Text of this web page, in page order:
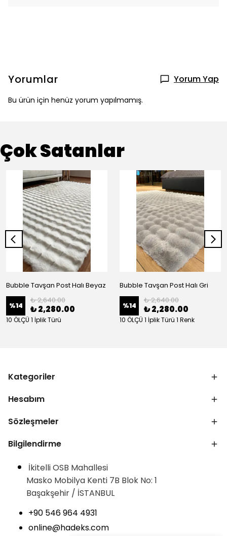
Yorumlar Yorum Yap
Bu ürün için henüz yorum yapılmamış.
Çok Satanlar
Bubble Tavşan Post Halı Beyaz
%14
₺ 2,640.00
₺ 2,280.00
10 ÖLÇÜ 1 İplik Türü
Bubble Tavşan Post Halı Gri
%14
₺ 2,640.00
₺ 2,280.00
10 ÖLÇÜ 1 İplik Türü 1 Renk
Kategoriler
Hesabım
Sözleşmeler
Bilgilendirme
İkitelli OSB Mahallesi
Masko Mobilya Kenti 7B Blok No: 1
Başakşehir / İSTANBUL
+90 546 964 4931
online@hadeks.com